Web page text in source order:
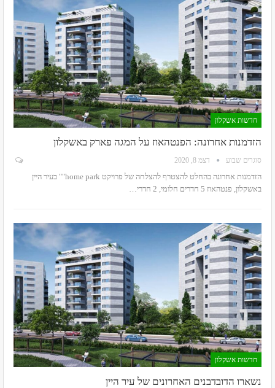
חדשות אשקלון
הזדמנות אחרונה: הפנטהאוז על המגה פארק באשקלון
סוגרים שבוע דצמ 8, 2020
הזדמנות אחרונה בהחלט להצטרף להצלחה של פרויקט home park"" בעיר היין
באשקלון, פנטהאוז 5 חדרים חלומי, 2 חדרי
…
חדשות אשקלון
נשארו הדובדבנים האחרונים של עיר היין